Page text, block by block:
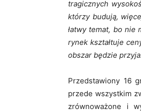
tragicznych
którzy budują,
łatwy temat, bo nie
rynek kształtuje
obszar będzie
Przedstawiony 16
przede wszystkim
zrównoważone i